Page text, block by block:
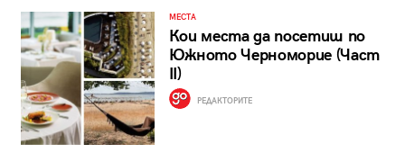
МЕСТА
Кои места да посетиш по
Южното Черноморие (Част
II)
РЕДАКТОРИТЕ